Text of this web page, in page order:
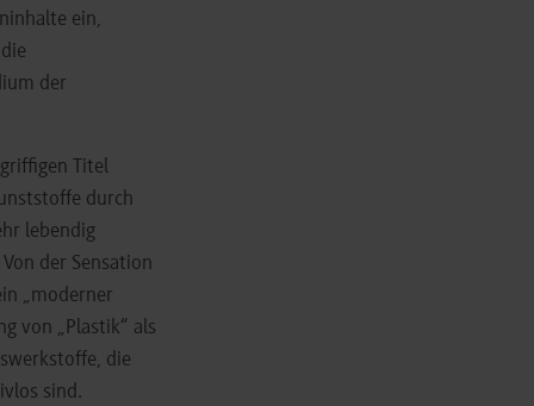
ein,
der
Titel
durch
lebendig
der Sensation
„moderner
von „Plastik“ als
die
sind.